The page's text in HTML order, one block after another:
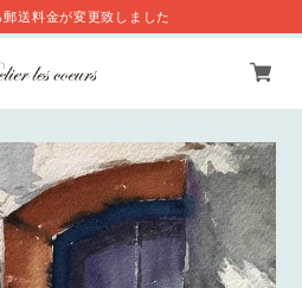
送料金が変更致しました